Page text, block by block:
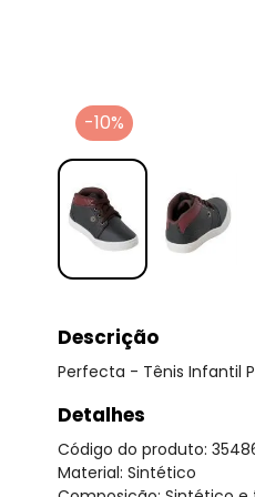
-10%
Descrição
Perfecta - Tênis Infantil
Detalhes
Código do produto:
Material: Sintético